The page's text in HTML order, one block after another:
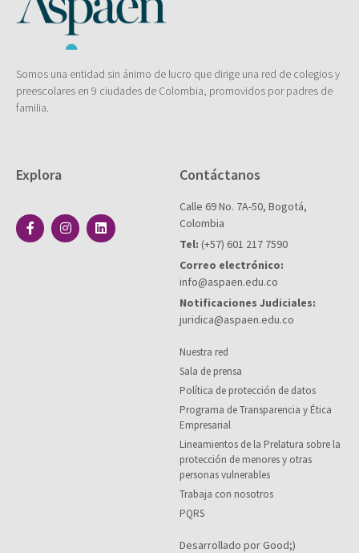
Somos una entidad sin ánimo de lucro que dirige una red de colegios y
preescolares en 9 ciudades de Colombia, promovidos por padres de
familia.
Explora Contáctanos
Calle 69 No. 7A-50, Bogotá,
Colombia
Tel: (+57) 601 217 7590
Correo electrónico:
info@aspaen.edu.co
Notificaciones Judiciales:
juridica@aspaen.edu.co
Nuestra red
Sala de prensa
Política de protección de datos
Programa de Transparencia y Ética
Empresarial
Lineamientos de la Prelatura sobre la
protección de menores y otras
personas vulnerables
Trabaja con nosotros
PQRS
Desarrollado por Good;)